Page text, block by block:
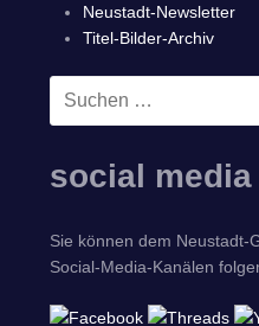
Neustadt-Newsletter
Titel-Bilder-Archiv
Suchen
social media
Sie können dem Neustadt-
Social-Media-Kanälen